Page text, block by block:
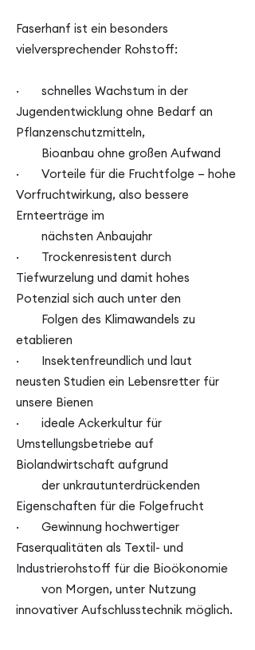
Faserhanf ist ein besonders
vielversprechender Rohstoff:
· schnelles Wachstum in der
Jugendentwicklung ohne Bedarf an
Pflanzenschutzmitteln,
Bioanbau ohne großen Aufwand
· Vorteile für die Fruchtfolge – hohe
Vorfruchtwirkung, also bessere
Ernteerträge im
nächsten Anbaujahr
· Trockenresistent durch
Tiefwurzelung und damit hohes
Potenzial sich auch unter den
Folgen des Klimawandels zu
etablieren
· Insektenfreundlich und laut
neusten Studien ein Lebensretter für
unsere Bienen
· ideale Ackerkultur für
Umstellungsbetriebe auf
Biolandwirtschaft aufgrund
der unkrautunterdrückenden
Eigenschaften für die Folgefrucht
· Gewinnung hochwertiger
Faserqualitäten als Textil- und
Industrierohstoff für die Bioökonomie
von Morgen, unter Nutzung
innovativer Aufschlusstechnik möglich.